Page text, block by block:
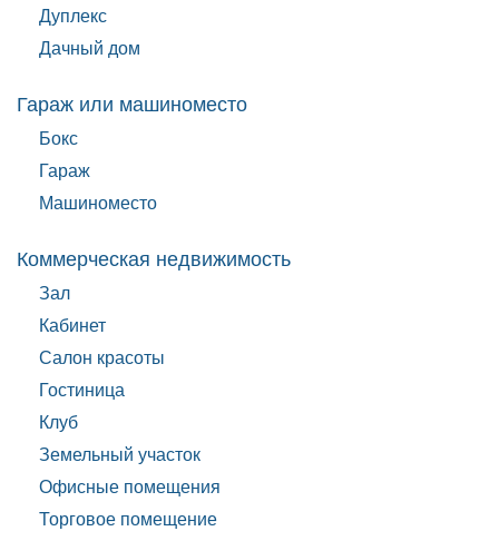
Дуплекс
Дачный дом
Гараж или машиноместо
Бокс
Гараж
Машиноместо
Коммерческая недвижимость
Зал
Кабинет
Салон красоты
Гостиница
Клуб
Земельный участок
Офисные помещения
Торговое помещение